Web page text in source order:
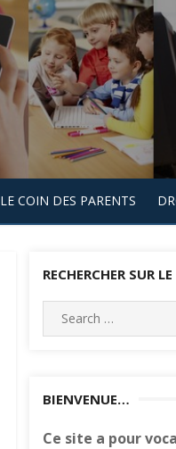
LE COIN DES PARENTS
RECHERCHER SUR
Search
for:
BIENVENUE…
Ce site a pour